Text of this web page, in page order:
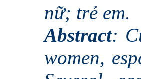
nữ; trẻ em.
Abstract:
women,